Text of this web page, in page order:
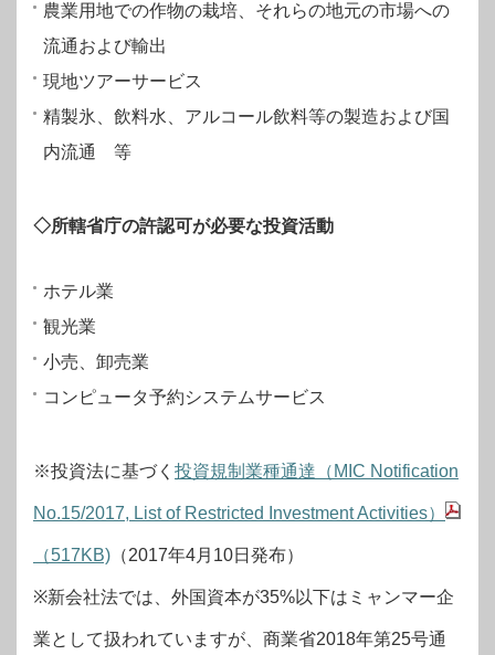
農業用地での作物の栽培、それらの地元の市場への
流通および輸出
現地ツアーサービス
精製氷、飲料水、アルコール飲料等の製造および国
内流通 等
◇所轄省庁の許認可が必要な投資活動
ホテル業
観光業
小売、卸売業
コンピュータ予約システムサービス
※投資法に基づく 投資規制業種通達（MIC Notification
No.15/2017, List of Restricted Investment Activities）
（517KB) （2017年4月10日発布）
※新会社法では、外国資本が35%以下はミャンマー企
業として扱われていますが、商業省2018年第25号通